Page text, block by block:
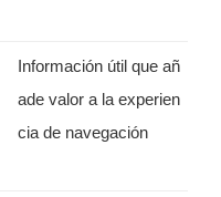
Información útil que añ
ade valor a la experien
cia de navegación